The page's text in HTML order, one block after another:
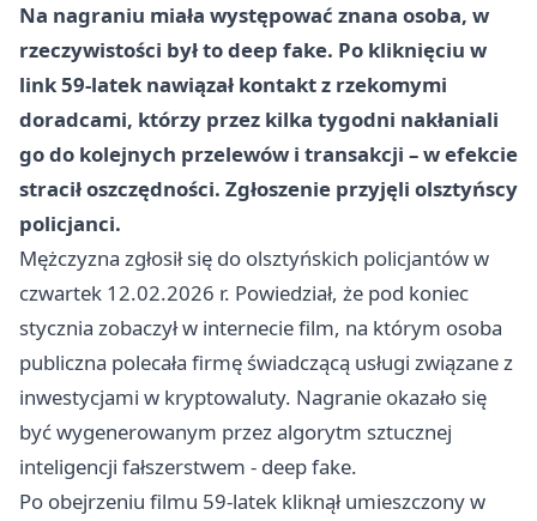
Na nagraniu miała występować znana osoba, w
rzeczywistości był to deep fake. Po kliknięciu w
link 59-latek nawiązał kontakt z rzekomymi
doradcami, którzy przez kilka tygodni nakłaniali
go do kolejnych przelewów i transakcji – w efekcie
stracił oszczędności. Zgłoszenie przyjęli olsztyńscy
policjanci.
Mężczyzna zgłosił się do olsztyńskich policjantów w
czwartek 12.02.2026 r. Powiedział, że pod koniec
stycznia zobaczył w internecie film, na którym osoba
publiczna polecała firmę świadczącą usługi związane z
inwestycjami w kryptowaluty. Nagranie okazało się
być wygenerowanym przez algorytm sztucznej
inteligencji fałszerstwem - deep fake.
Po obejrzeniu filmu 59-latek kliknął umieszczony w